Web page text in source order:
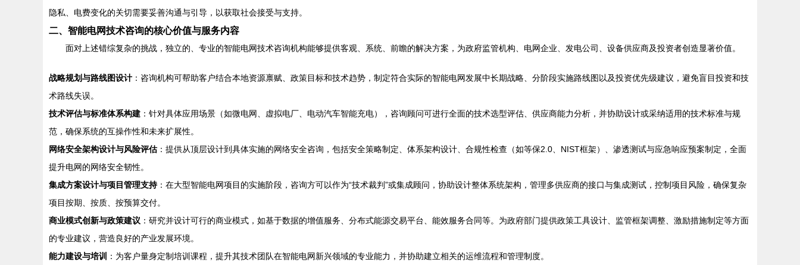
隐私、电费变化的关切需要妥善沟通与引导，以获取社会接受与支持。
二、智能电网技术咨询的核心价值与服务内容
面对上述错综复杂的挑战，独立的、专业的智能电网技术咨询机构能够提供客观、系统、前瞻的解决方案，为政府监管机构、电网企业、发电公司、设备供应商及投资者创造显著价值。
战略规划与路线图设计 ：咨询机构可帮助客户结合本地资源禀赋、政策目标和技术趋势，制定符合实际的智能电网发展中长期战略、分阶段实施路线图以及投资优先级建议，避免盲目投资和技
术路线失误。
技术评估与标准体系构建 ：针对具体应用场景（如微电网、虚拟电厂、电动汽车智能充电），咨询顾问可进行全面的技术选型评估、供应商能力分析，并协助设计或采纳适用的技术标准与规
范，确保系统的互操作性和未来扩展性。
网络安全架构设计与风险评估：提供从顶层设计到具体实施的网络安全咨询，包括安全策略制定、体系架构设计、合规性检查（如等保2.0、NIST框架）、渗透测试与应急响应预案制定，全面
提升电网的网络安全韧性。
集成方案设计与项目管理支持：在大型智能电网项目的实施阶段，咨询方可以作为“技术裁判”或集成顾问，协助设计整体系统架构，管理多供应商的接口与集成测试，控制项目风险，确保复杂
项目按期、按质、按预算交付。
商业模式创新与政策建议 ：研究并设计可行的商业模式，如基于数据的增值服务、分布式能源交易平台、能效服务合同等。为政府部门提供政策工具设计、监管框架调整、激励措施制定等方面
的专业建议，营造良好的产业发展环境。
能力建设与培训
：为客户量身定制培训课程，提升其技术团队在智能电网新兴领域的专业能力，并协助建立相关的运维流程和管理制度。